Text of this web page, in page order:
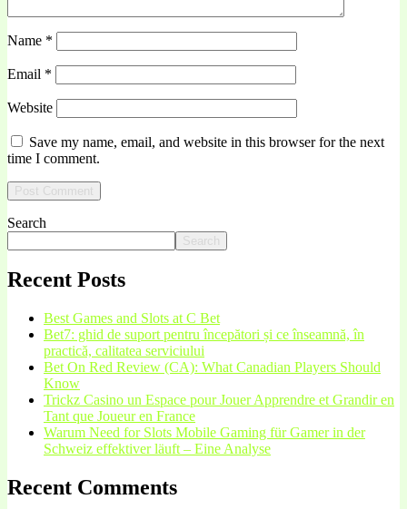
Name *
Email *
Website
Save my name, email, and website in this browser for the next
time I comment.
Search
Search
Recent Posts
Best Games and Slots at C Bet
Bet7: ghid de suport pentru începători și ce înseamnă, în
practică, calitatea serviciului
Bet On Red Review (CA): What Canadian Players Should
Know
Trickz Casino un Espace pour Jouer Apprendre et Grandir en
Tant que Joueur en France
Warum Need for Slots Mobile Gaming für Gamer in der
Schweiz effektiver läuft – Eine Analyse
Recent Comments